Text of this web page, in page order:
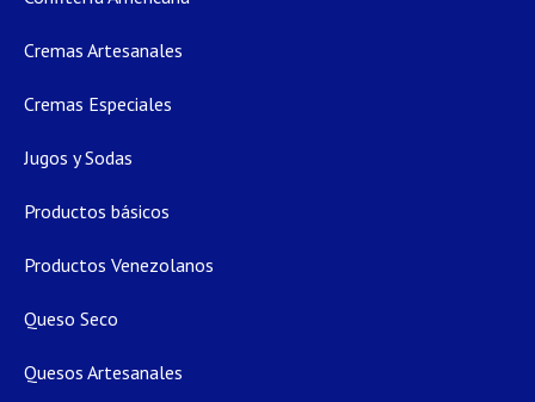
Cremas Artesanales
Cremas Especiales
Jugos y Sodas
Productos básicos
Productos Venezolanos
Queso Seco
Quesos Artesanales